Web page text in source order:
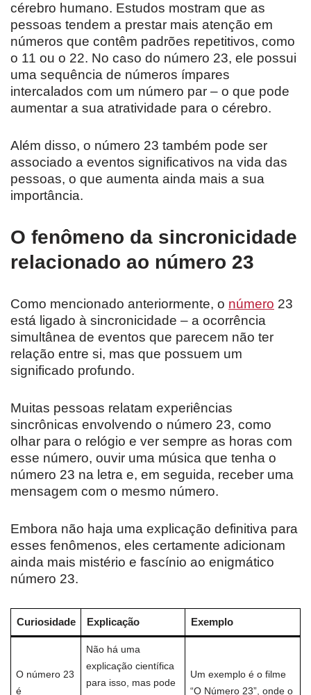
cérebro humano. Estudos mostram que as
pessoas tendem a prestar mais atenção em
números que contêm padrões repetitivos, como
o 11 ou o 22. No caso do número 23, ele possui
uma sequência de números ímpares
intercalados com um número par – o que pode
aumentar a sua atratividade para o cérebro.
Além disso, o número 23 também pode ser
associado a eventos significativos na vida das
pessoas, o que aumenta ainda mais a sua
importância.
O fenômeno da sincronicidade
relacionado ao número 23
Como mencionado anteriormente, o número 23
está ligado à sincronicidade – a ocorrência
simultânea de eventos que parecem não ter
relação entre si, mas que possuem um
significado profundo.
Muitas pessoas relatam experiências
sincrônicas envolvendo o número 23, como
olhar para o relógio e ver sempre as horas com
esse número, ouvir uma música que tenha o
número 23 na letra e, em seguida, receber uma
mensagem com o mesmo número.
Embora não haja uma explicação definitiva para
esses fenômenos, eles certamente adicionam
ainda mais mistério e fascínio ao enigmático
número 23.
Curiosidade Explicação Exemplo
O número 23
é
Não há uma
explicação científica
para isso, mas pode
Um exemplo é o filme
“O Número 23”, onde o